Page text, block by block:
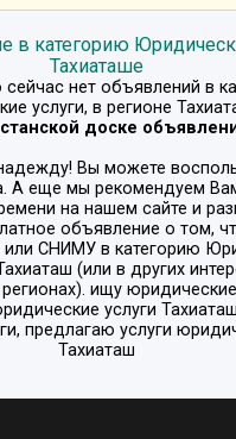
в категорию
Тахиаташе
нет объявлений в
услуги, в регионе
доске
Вы можете
А еще мы рекомендуем
на нашем сайте и
объявление о том,
СНИМУв категорию
(или в других
регионах). ищу юридические
услуги
предлагаю услуги
Тахиаташ